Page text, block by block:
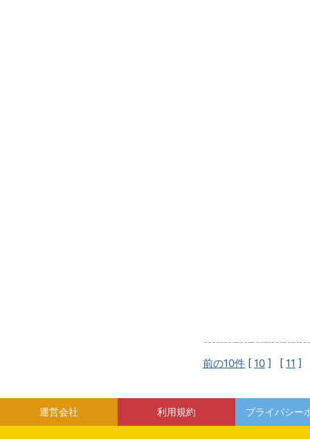
前の10件 [ 10 ] [ 11 ]
運営会社 利用規約 プライバシー